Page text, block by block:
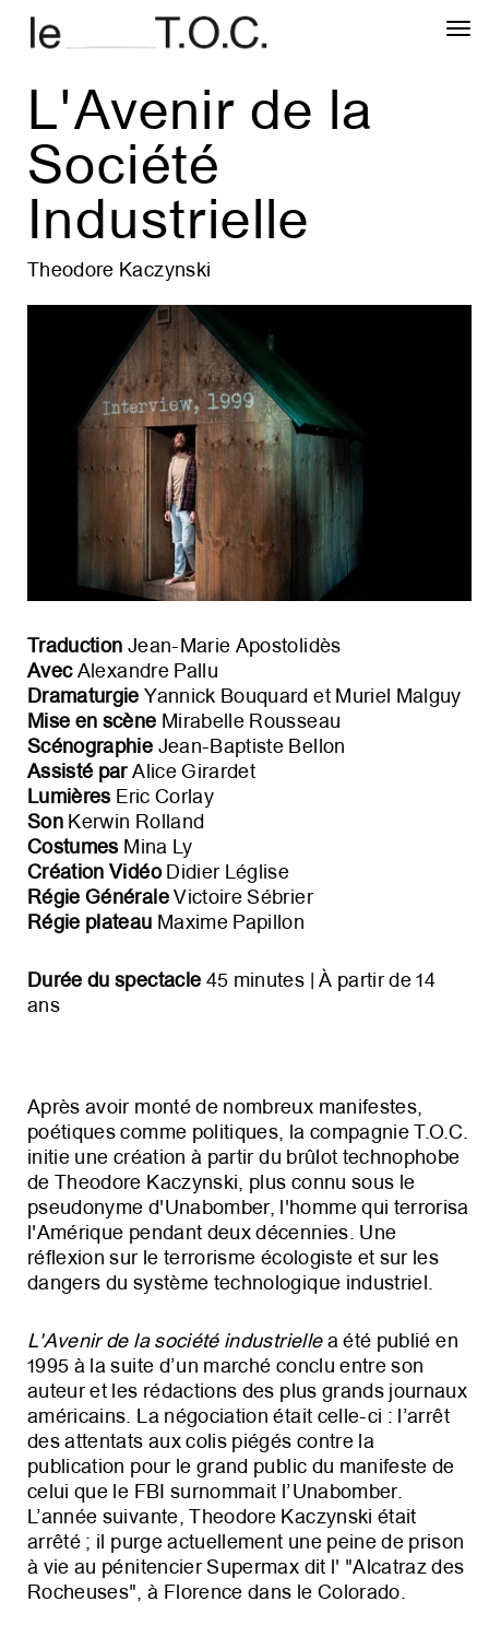
L'Avenir de la
Société
Industrielle
Theodore Kaczynski
Traduction Jean-Marie Apostolidès
AvecAlexandre Pallu
DramaturgieYannick Bouquard et Muriel Malguy
Mise en scène Mirabelle Rousseau
Scénographie Jean-Baptiste Bellon
Assisté parAlice Girardet
Lumières Eric Corlay
Son Kerwin Rolland
Costumes Mina Ly
Création VidéoDidier Léglise
Régie GénéraleVictoire Sébrier
Régie plateau Maxime Papillon
Durée du spectacle 45 minutes | À partir de 14
ans
Après avoir monté de nombreux manifestes,
poétiques comme politiques, la compagnie T.O.C.
initie une création à partir du brûlot technophobe
de Theodore Kaczynski, plus connu sous le
pseudonyme d'Unabomber, l'homme qui terrorisa
l'Amérique pendant deux décennies. Une
réflexion sur le terrorisme écologiste et sur les
dangers du système technologique industriel.
L'Avenir de la société industriellea été publié en
1995 à la suite d’un marché conclu entre son
auteur et les rédactions des plus grands journaux
américains. La négociation était celle-ci : l’arrêt
des attentats aux colis piégés contre la
publication pour le grand public du manifeste de
celui que le FBI surnommait l’Unabomber.
L’année suivante, Theodore Kaczynski était
arrêté ; il purge actuellement une peine de prison
à vie au pénitencier Supermax dit l' "Alcatraz des
Rocheuses", à Florence dans le Colorado.